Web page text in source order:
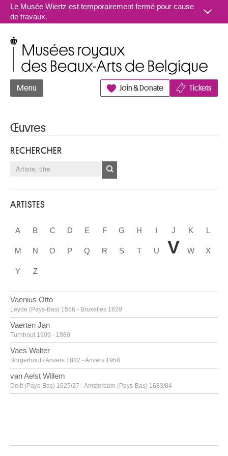
Aller au contenu
Le Musée Wiertz est temporairement fermé pour cause
de travaux.
Menu Join & Donate Tickets
Œuvres
RECHERCHER
ARTISTES
A B C D E F G H I J K L
M N O P Q R S T U V W X
Y Z
Vaenius Otto
Leyde (Pays-Bas) 1556 - Bruxelles 1629
Vaerten Jan
Turnhout 1909 - 1980
Vaes Walter
Borgerhout / Anvers 1882 - Anvers 1958
van Aelst Willem
Delft (Pays-Bas) 1625/27 - Amsterdam (Pays-Bas) 1683/84